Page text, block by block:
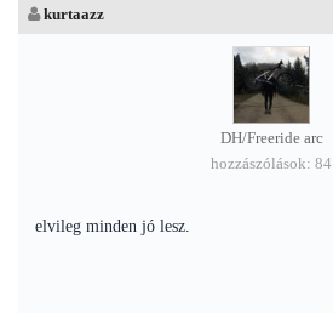
kurtaazz
DH/Freeride arc
hozzászólások: 84
elvileg minden jó lesz.